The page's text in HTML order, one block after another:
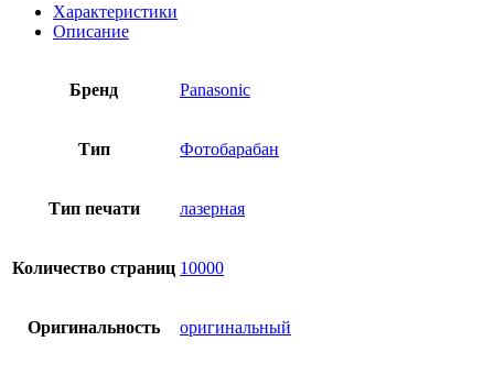
Характеристики
Описание
Бренд Panasonic
Тип Фотобарабан
Тип печати лазерная
Количество страниц 10000
Оригинальность оригинальный